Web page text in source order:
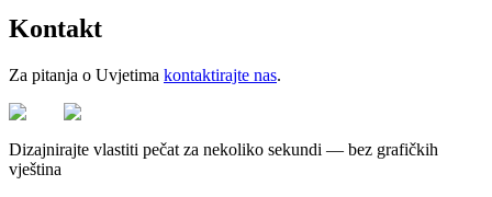
Kontakt
Za pitanja o Uvjetima kontaktirajte nas.
Dizajnirajte vlastiti pečat za nekoliko sekundi — bez grafičkih
vještina